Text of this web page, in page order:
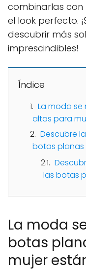
combinarlas
el look perfecto.
descubrir más
imprescindibles!
Índice
La moda se
altas para
Descubre
botas planas
las botas
La moda
botas
mujer